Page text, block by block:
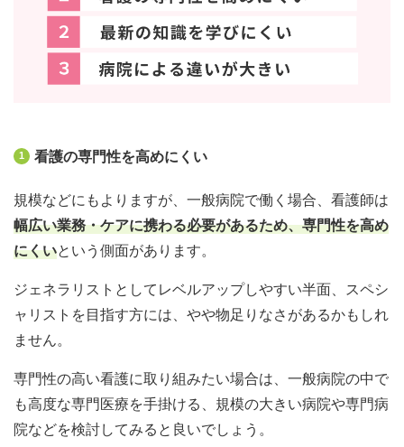
1 看護の専門性を高めにくい
規模などにもよりますが、一般病院で働く場合、看護師は
幅広い業務・ケアに携わる必要があるため、専門性を高め
にくいという側面があります。
ジェネラリストとしてレベルアップしやすい半面、スペシ
ャリストを目指す方には、やや物足りなさがあるかもしれ
ません。
専門性の高い看護に取り組みたい場合は、一般病院の中で
も高度な専門医療を手掛ける、規模の大きい病院や専門病
院などを検討してみると良いでしょう。